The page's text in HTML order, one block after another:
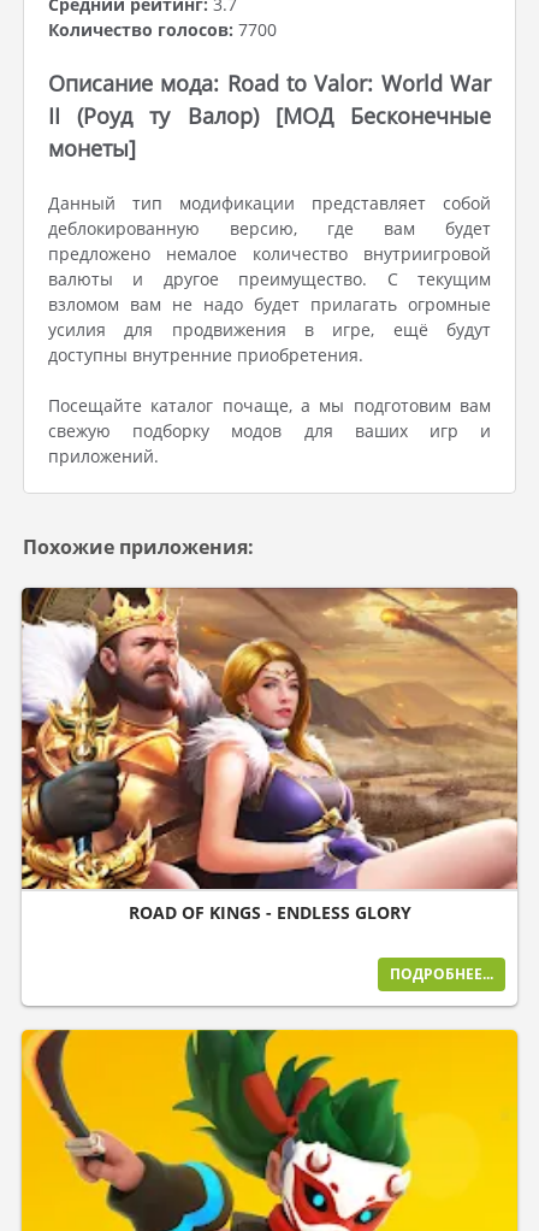
Количество голосов: 7700
Описание мода: Road to Valor: World War
II (Роуд ту Валор) [МОД Бесконечные
монеты]
Данный тип модификации представляет собой
деблокированную версию, где вам будет
предложено немалое количество внутриигровой
валюты и другое преимущество. С текущим
взломом вам не надо будет прилагать огромные
усилия для продвижения в игре, ещё будут
доступны внутренние приобретения.
Посещайте каталог почаще, а мы подготовим вам
свежую подборку модов для ваших игр и
приложений.
Похожие приложения:
ROAD OF KINGS - ENDLESS GLORY
ПОДРОБНЕЕ...